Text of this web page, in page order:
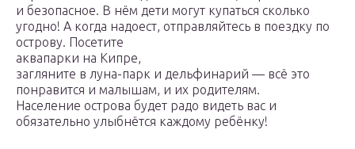
и безопасное. В нём дети могут купаться сколько
угодно! А когда надоест, отправляйтесь в поездку по
острову. Посетите
аквапарки на Кипре,
загляните в луна-парк и дельфинарий — всё это
понравится и малышам, и их родителям.
Население острова будет радо видеть вас и
обязательно улыбнётся каждому ребёнку!